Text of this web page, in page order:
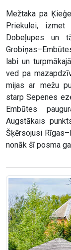
Mežtaka pa
Priekulei,
Dobeļupes un
labi un
ved pa
mijas ar mežu
starp Sepenes
Embūtes
Augstākais
Šķērsojusi
nonāk šī posma